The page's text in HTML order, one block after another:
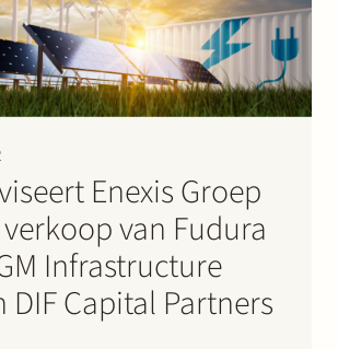
Enexis Groep
van Fudura
Infrastructure
DIF Capital Partners